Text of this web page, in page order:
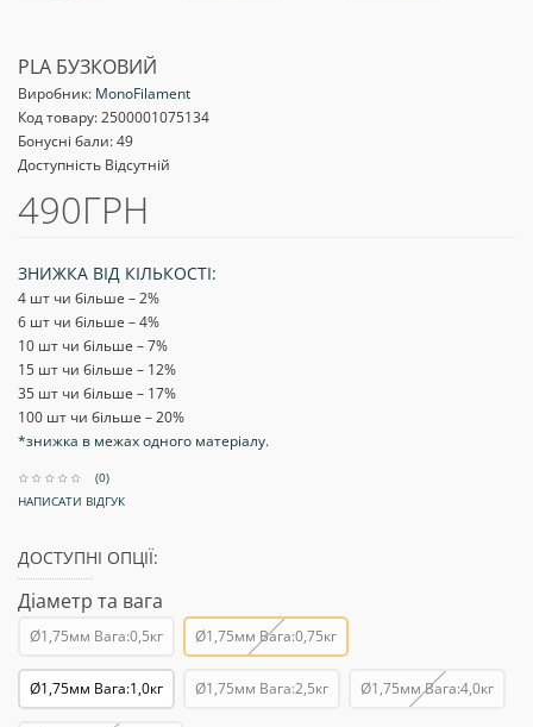
PLA БУЗКОВИЙ
Виробник: MonoFilament
Код товару:2500001075134
Бонусні бали: 49
Доступність Відсутній
490ГРН
ЗНИЖКА ВІД КІЛЬКОСТІ:
4 шт чи більше – 2%
6 шт чи більше – 4%
10 шт чи більше – 7%
15 шт чи більше – 12%
35 шт чи більше – 17%
100 шт чи більше – 20%
*знижка в межах одного матеріалу.
(0)
НАПИСАТИ ВІДГУК
ДОСТУПНІ ОПЦІЇ:
Діаметр та вага
Ø1,75мм Вага:0,5кг Ø1,75мм Вага:0,75кг
Ø1,75мм Вага:1,0кг Ø1,75мм Вага:2,5кг Ø1,75мм Вага:4,0кг